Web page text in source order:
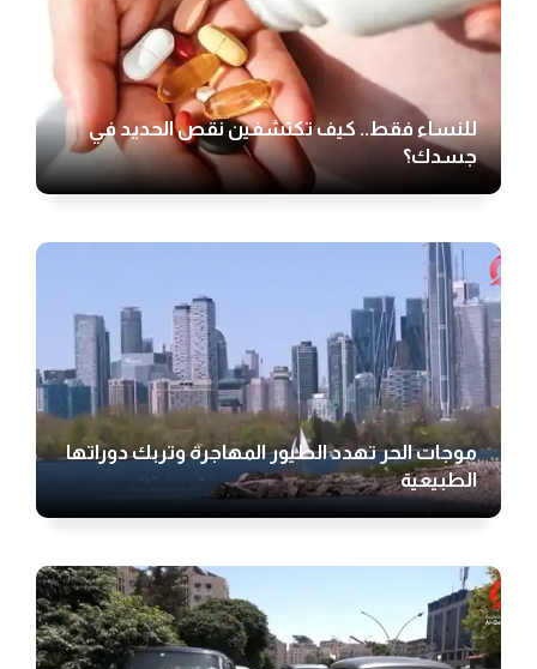
للنساء فقط.. كيف تكتشفين نقص الحديد في
جسدك؟
موجات الحر تهدد الطيور المهاجرة وتربك دوراتها
الطبيعية